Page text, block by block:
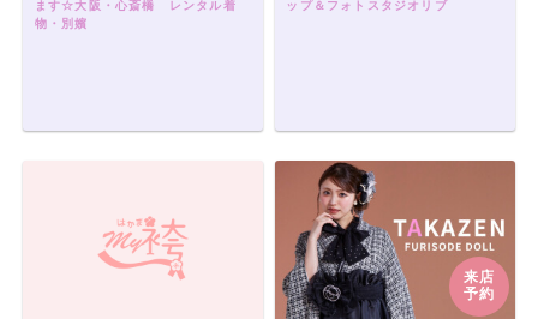
ます☆大阪・心斎橋 レンタル着
物・別嬪
ップ＆フォトスタジオリブ
来店
予約